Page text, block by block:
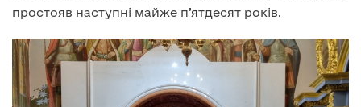
простояв наступні майже п’ятдесят років.